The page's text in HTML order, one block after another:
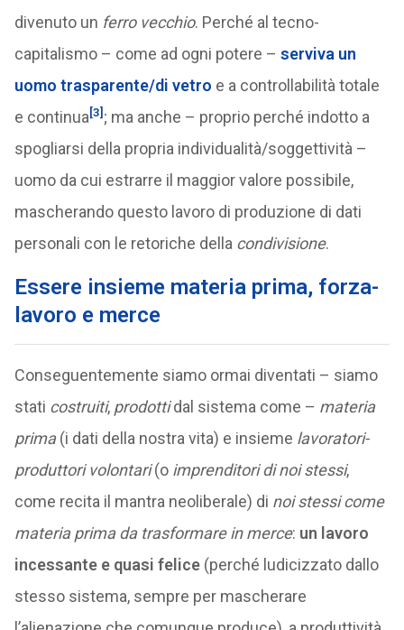
divenuto un ferro vecchio. Perché al tecno-
capitalismo – come ad ogni potere – serviva un
uomo trasparente/di vetro e a controllabilità totale
e continua[3] ; ma anche – proprio perché indotto a
spogliarsi della propria individualità/soggettività –
uomo da cui estrarre il maggior valore possibile,
mascherando questo lavoro di produzione di dati
personali con le retoriche della condivisione.
Essere insieme materia prima, forza-
lavoro e merce
Conseguentemente siamo ormai diventati – siamo
stati costruiti, prodottidal sistema come – materia
prima(i dati della nostra vita) e insieme lavoratori-
produttori volontari(o imprenditori di noi stessi,
come recita il mantra neoliberale) di noi stessi come
materia prima da trasformare in merce: un lavoro
incessante e quasi felice(perché ludicizzato dallo
stesso sistema, sempre per mascherare